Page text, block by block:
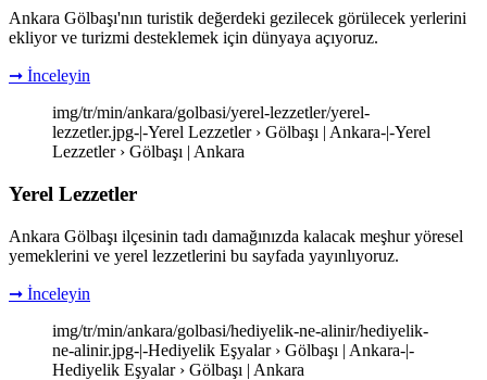
Ankara Gölbaşı'nın turistik değerdeki gezilecek görülecek yerlerini
ekliyor ve turizmi desteklemek için dünyaya açıyoruz.
➞ İnceleyin
img/tr/min/ankara/golbasi/yerel-lezzetler/yerel-
lezzetler.jpg-|-Yerel Lezzetler › Gölbaşı | Ankara-|-Yerel
Lezzetler › Gölbaşı | Ankara
Yerel Lezzetler
Ankara Gölbaşı ilçesinin tadı damağınızda kalacak meşhur yöresel
yemeklerini ve yerel lezzetlerini bu sayfada yayınlıyoruz.
➞ İnceleyin
img/tr/min/ankara/golbasi/hediyelik-ne-alinir/hediyelik-
ne-alinir.jpg-|-Hediyelik Eşyalar › Gölbaşı | Ankara-|-
Hediyelik Eşyalar › Gölbaşı | Ankara